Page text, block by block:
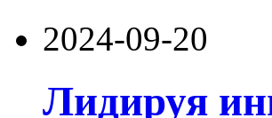
2024-09-20
Лидируя